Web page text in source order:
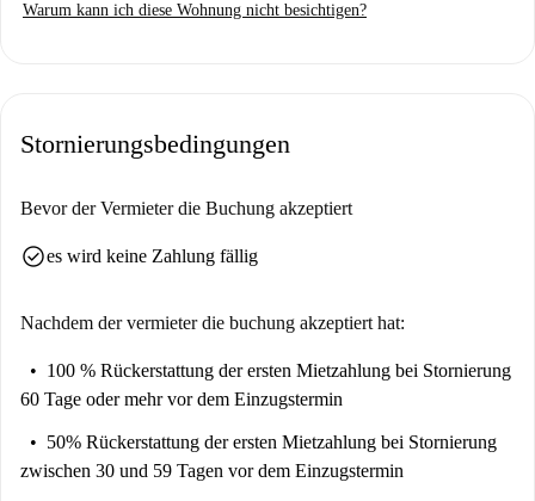
Nebenkosten, inklusive Strom, Wasser, Gas und WLAN, sind in der
Mémoire sind schnell zu erreichen und bieten kulturelle und historische
pulsierende Stadtleben von Lyon mit seinen vielfältigen Restaurants und
Warum kann ich diese Wohnung nicht besichtigen?
Stornierungsbedingungen
Bevor der Vermieter die Buchung akzeptiert
check_circlees wird keine Zahlung fällig
Nachdem der vermieter die buchung akzeptiert hat:
100 % Rückerstattung der ersten Mietzahlung bei Stornierung
60 Tage oder mehr vor dem Einzugstermin
50% Rückerstattung der ersten Mietzahlung bei Stornierung
zwischen 30 und 59 Tagen vor dem Einzugstermin